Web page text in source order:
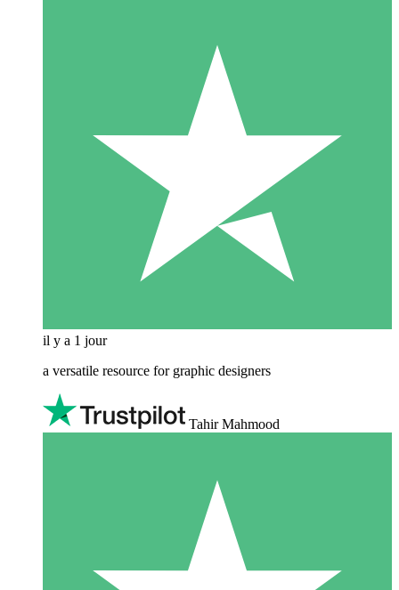
il y a 1 jour
a versatile resource for graphic designers
Tahir Mahmood